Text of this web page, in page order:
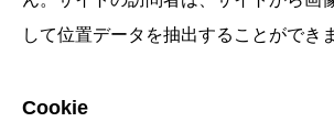
して位置データを抽出することができ
Cookie